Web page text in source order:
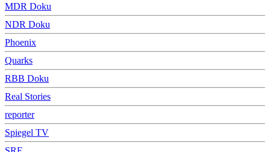
MDR Doku
NDR Doku
Phoenix
Quarks
RBB Doku
Real Stories
reporter
Spiegel TV